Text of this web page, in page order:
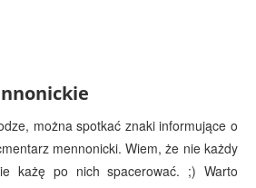
można spotkać znaki informujące o
mennonicki. Wiem, że nie każdy
każę po nich spacerować. ;) Warto